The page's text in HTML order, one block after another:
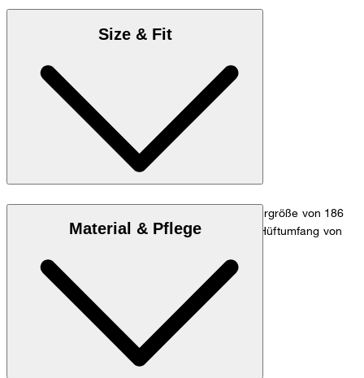
Size & Fit
Das Model trägt die Größe 32/32 bei einer Körpergröße von 186
cm, einem Taillenumfang von 84 cm und einem Hüftumfang von
Maßtabelle
Material & Pflege